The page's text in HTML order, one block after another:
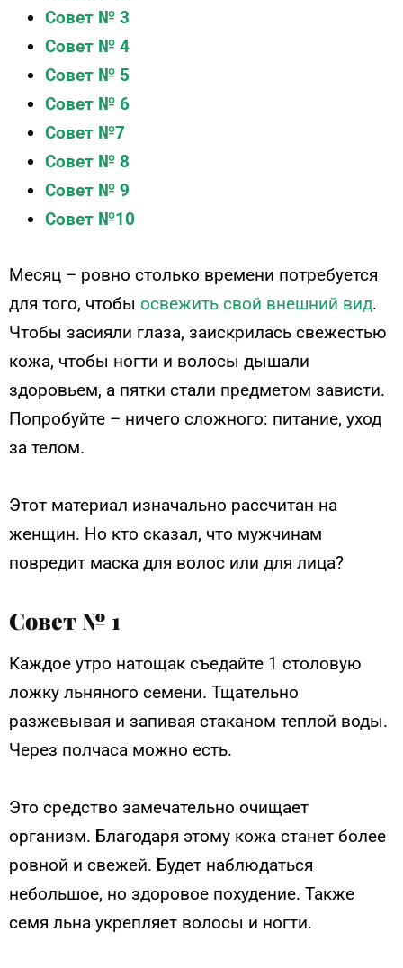
Совет № 3
Совет № 4
Совет № 5
Совет № 6
Совет №7
Совет № 8
Совет № 9
Совет №10
Месяц – ровно столько времени потребуется
для того, чтобы освежить свой внешний вид.
Чтобы засияли глаза, заискрилась свежестью
кожа, чтобы ногти и волосы дышали
здоровьем, а пятки стали предметом зависти.
Попробуйте – ничего сложного: питание, уход
за телом.
Этот материал изначально рассчитан на
женщин. Но кто сказал, что мужчинам
повредит маска для волос или для лица?
Совет № 1
Каждое утро натощак съедайте 1 столовую
ложку льняного семени. Тщательно
разжевывая и запивая стаканом теплой воды.
Через полчаса можно есть.
Это средство замечательно очищает
организм. Благодаря этому кожа станет более
ровной и свежей. Будет наблюдаться
небольшое, но здоровое похудение. Также
семя льна укрепляет волосы и ногти.